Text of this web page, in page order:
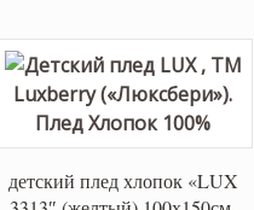
детский плед хлопок «LUX